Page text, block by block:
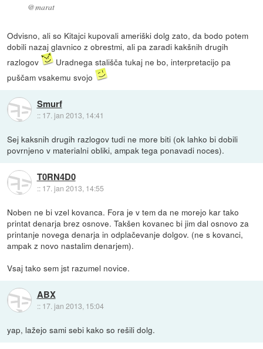
@marat
Odvisno, ali so Kitajci kupovali ameriški dolg zato, da bodo potem
dobili nazaj glavnico z obrestmi, ali pa zaradi kakšnih drugih
razlogov
Uradnega stališča tukaj ne bo, interpretacijo pa
puščam vsakemu svojo
Smurf
:: 17. jan 2013, 14:41
Sej kaksnih drugih razlogov tudi ne more biti (ok lahko bi dobili
povrnjeno v materialni obliki, ampak tega ponavadi noces).
T0RN4D0
:: 17. jan 2013, 14:55
Noben ne bi vzel kovanca. Fora je v tem da ne morejo kar tako
printat denarja brez osnove. Takšen kovanec bi jim dal osnovo za
printanje novega denarja in odplačevanje dolgov. (ne s kovanci,
ampak z novo nastalim denarjem).
Vsaj tako sem jst razumel novice.
ABX
:: 17. jan 2013, 15:04
yap, lažejo sami sebi kako so rešili dolg.